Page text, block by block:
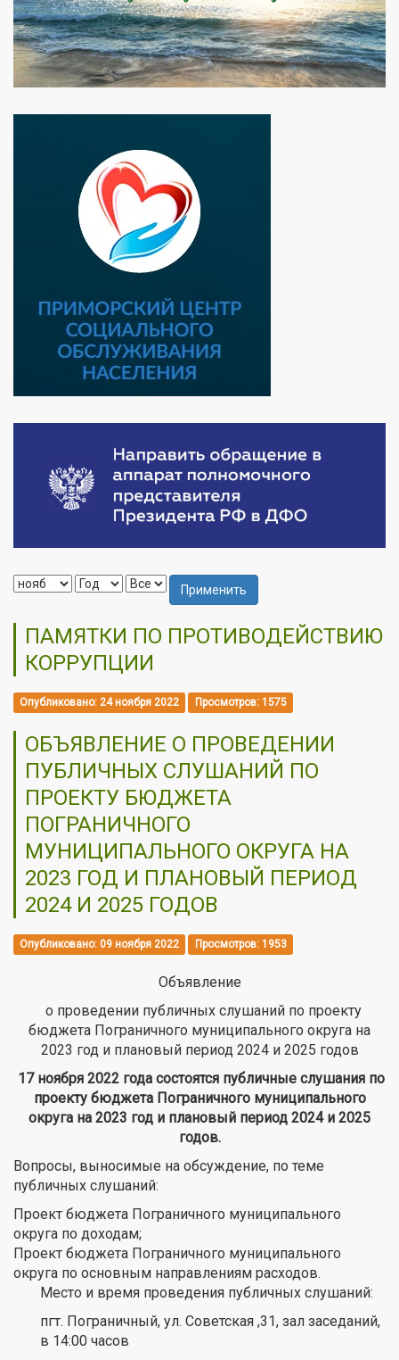
Применить
ПАМЯТКИ ПО ПРОТИВОДЕЙСТВИЮ
КОРРУПЦИИ
Опубликовано: 24 ноября 2022 Просмотров: 1575
ОБЪЯВЛЕНИЕ О ПРОВЕДЕНИИ
ПУБЛИЧНЫХ СЛУШАНИЙ ПО
ПРОЕКТУ БЮДЖЕТА
ПОГРАНИЧНОГО
МУНИЦИПАЛЬНОГО ОКРУГА НА
2023 ГОД И ПЛАНОВЫЙ ПЕРИОД
2024 И 2025 ГОДОВ
Опубликовано: 09 ноября 2022 Просмотров: 1953
Объявление
о проведении публичных слушаний по проекту
бюджета Пограничного муниципального округа на
2023 год и плановый период 2024 и 2025 годов
17 ноября 2022 года состоятся публичные слушания по
проекту бюджета Пограничного муниципального
округа на 2023 год и плановый период 2024 и 2025
годов.
Вопросы, выносимые на обсуждение, по теме
публичных слушаний:
Проект бюджета Пограничного муниципального
округа по доходам;
Проект бюджета Пограничного муниципального
округа по основным направлениям расходов.
Место и время проведения публичных слушаний:
пгт. Пограничный, ул. Советская ,31, зал заседаний,
в 14:00 часов